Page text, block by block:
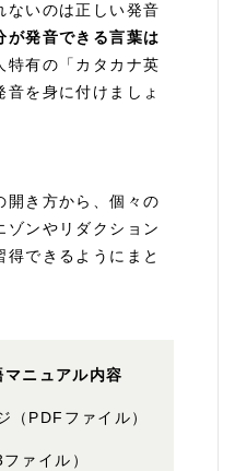
ないのは正しい発音
が発音できる言葉は
特有の「カタカナ英
を身に付けましょ
開き方から、個々の
ゾンやリダクション
得できるようにまと
ニュアル内容
（PDFファイル）
ァイル）